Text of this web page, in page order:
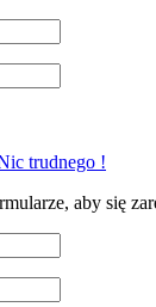
trudnego !
aby się